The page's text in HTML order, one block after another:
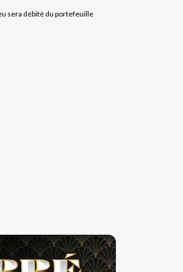
sera débité du portefeuille